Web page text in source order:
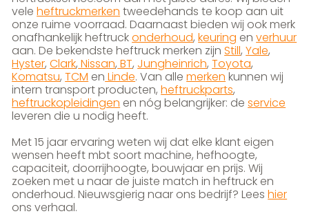
veleheftruckmerken tweedehands te koop aan uit
onze ruime voorraad. Daarnaast bieden wij ook merk
onafhankelijk heftruckonderhoud,keuring enverhuur
aan. De bekendste heftruck merken zijnStill,Yale,
Hyster,Clark, Nissan, BT, Jungheinrich,Toyota,
Komatsu,TCM en Linde. Van allemerken kunnen wij
intern transport producten,heftruckparts,
heftruckopleidingen en nóg belangrijker: deservice
leveren die u nodig heeft.
Met 15 jaar ervaring weten wij dat elke klant eigen
wensen heeft mbt soort machine, hefhoogte,
capaciteit, doorrijhoogte, bouwjaar en prijs. Wij
zoeken met u naar de juiste match in heftruck en
onderhoud. Nieuwsgierig naar ons bedrijf? Leeshier
ons verhaal.